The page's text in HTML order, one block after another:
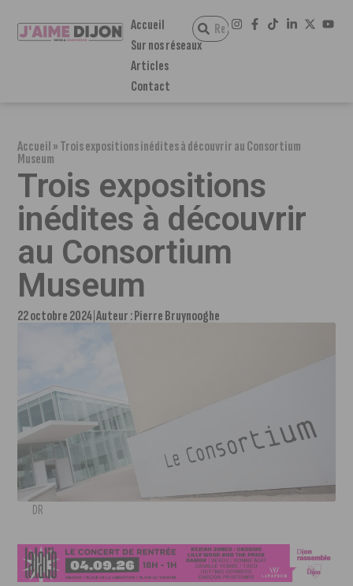
Accueil
Sur nos réseaux
Articles
Contact
Accueil»Trois expositions inédites à découvrir au Consortium
Museum
Trois expositions
inédites à découvrir
au Consortium
Museum
22 octobre 2024 Auteur :Pierre Bruynooghe
DR